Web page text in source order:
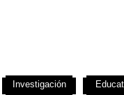
Investigación